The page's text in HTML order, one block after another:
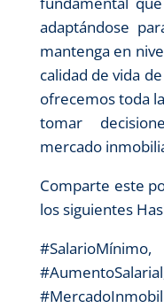
adaptándose
mantenga en
calidad de vida
ofrecemos toda
tomar
mercado
Comparte este
los siguientes